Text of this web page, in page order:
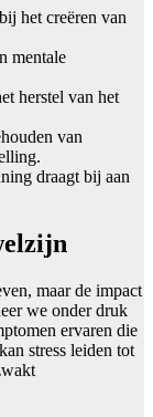
het creëren van
mentale
herstel van het
van
draagt bij aan
maar de impact
we onder druk
ervaren die
stress leiden tot